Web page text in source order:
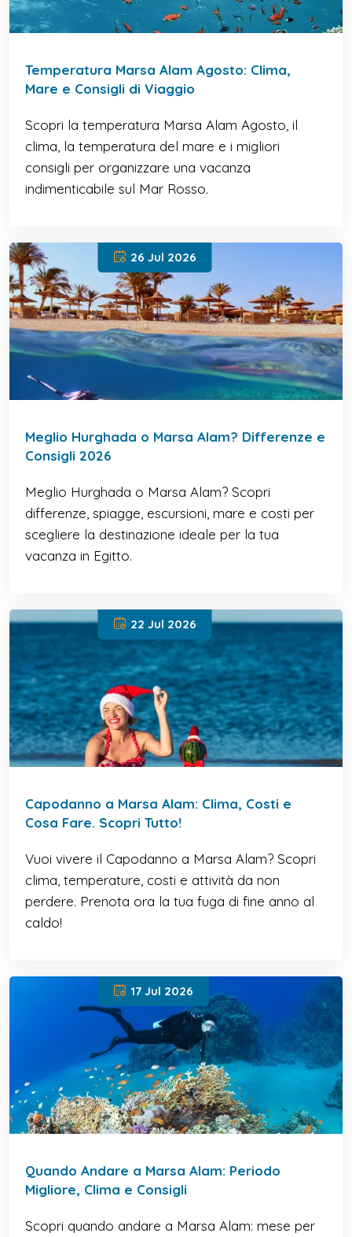
Temperatura Marsa Alam Agosto: Clima,
Mare e Consigli di Viaggio
Scopri la temperatura Marsa Alam Agosto, il
clima, la temperatura del mare e i migliori
consigli per organizzare una vacanza
indimenticabile sul Mar Rosso.
26 Jul 2026
Meglio Hurghada o Marsa Alam? Differenze e
Consigli 2026
Meglio Hurghada o Marsa Alam? Scopri
differenze, spiagge, escursioni, mare e costi per
scegliere la destinazione ideale per la tua
vacanza in Egitto.
22 Jul 2026
Capodanno a Marsa Alam: Clima, Costi e
Cosa Fare. Scopri Tutto!
Vuoi vivere il Capodanno a Marsa Alam? Scopri
clima, temperature, costi e attività da non
perdere. Prenota ora la tua fuga di fine anno al
caldo!
17 Jul 2026
Quando Andare a Marsa Alam: Periodo
Migliore, Clima e Consigli
Scopri quando andare a Marsa Alam: mese per